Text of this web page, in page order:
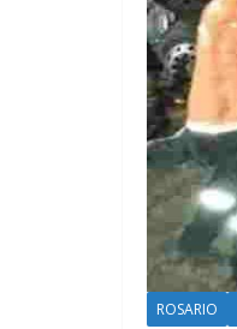
ROSARIO